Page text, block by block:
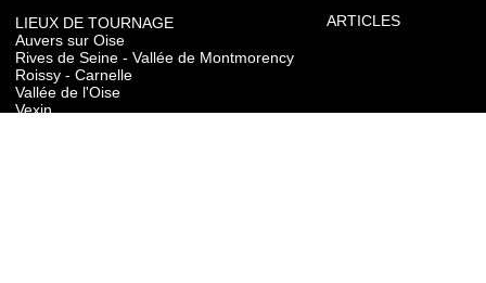
LIEUX DE TOURNAGE
Auvers sur Oise
Rives de Seine - Vallée de Montmorency
Roissy - Carnelle
Vallée de l'Oise
Vexin
ARTICLES